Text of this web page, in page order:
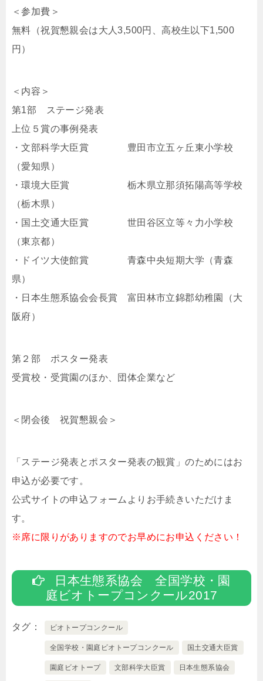
＜参加費＞
無料（祝賀懇親会は大人3,500円、高校生以下1,500
円）
＜内容＞
第1部 ステージ発表
上位５賞の事例発表
・文部科学大臣賞 豊田市立五ヶ丘東小学校
（愛知県）
・環境大臣賞 栃木県立那須拓陽高等学校
（栃木県）
・国土交通大臣賞 世田谷区立等々力小学校
（東京都）
・ドイツ大使館賞 青森中央短期大学（青森
県）
・日本生態系協会会長賞 富田林市立錦郡幼稚園（大
阪府）
第２部 ポスター発表
受賞校・受賞園のほか、団体企業など
＜閉会後 祝賀懇親会＞
「ステージ発表とポスター発表の観賞」のためにはお
申込が必要です。
公式サイトの申込フォームよりお手続きいただけま
す。
※席に限りがありますのでお早めにお申込ください！
日本生態系協会 全国学校・園
庭ビオトープコンクール2017
タグ ビオトープコンクール
全国学校・園庭ビオトープコンクール 国土交通大臣賞
園庭ビオトープ 文部科学大臣賞 日本生態系協会